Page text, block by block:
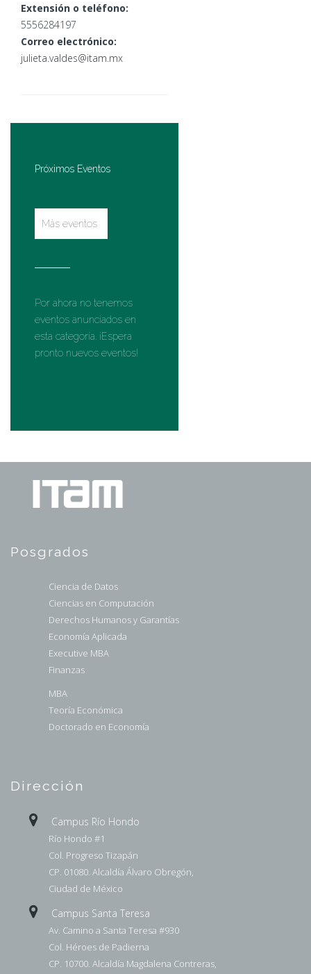
Extensión o teléfono:
5556284197
Correo electrónico:
julieta.valdes@itam.mx
Próximos Eventos
Más eventos
Por ahora no tenemos
eventos anunciados en
esta categoría. ¡Espera
pronto nuevos eventos!
Posgrados
Ciencia de Datos
Ciencias en Computación
Derechos Humanos y Garantías
Economía Aplicada
Executive MBA
Finanzas
MBA
Teoría Económica
Doctorado en Economía
Dirección
Campus Río Hondo
Río Hondo #1
Col. Progreso Tizapán
CP. 01080. Alcaldía Álvaro Obregón,
Ciudad de México
Campus Santa Teresa
Av. Camino a Santa Teresa #930
Col. Héroes de Padierna
CP. 10700. Alcaldía Magdalena Contreras,